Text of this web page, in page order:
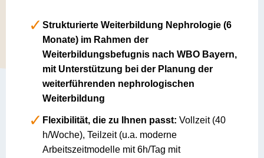
Strukturierte Weiterbildung Nephrologie (6
Monate) im Rahmen der
Weiterbildungsbefugnis nach WBO Bayern,
mit Unterstützung bei der Planung der
weiterführenden nephrologischen
Weiterbildung
Flexibilität, die zu Ihnen passt: Vollzeit (40
h/Woche), Teilzeit (u.a. moderne
Arbeitszeitmodelle mit 6h/Tag mit